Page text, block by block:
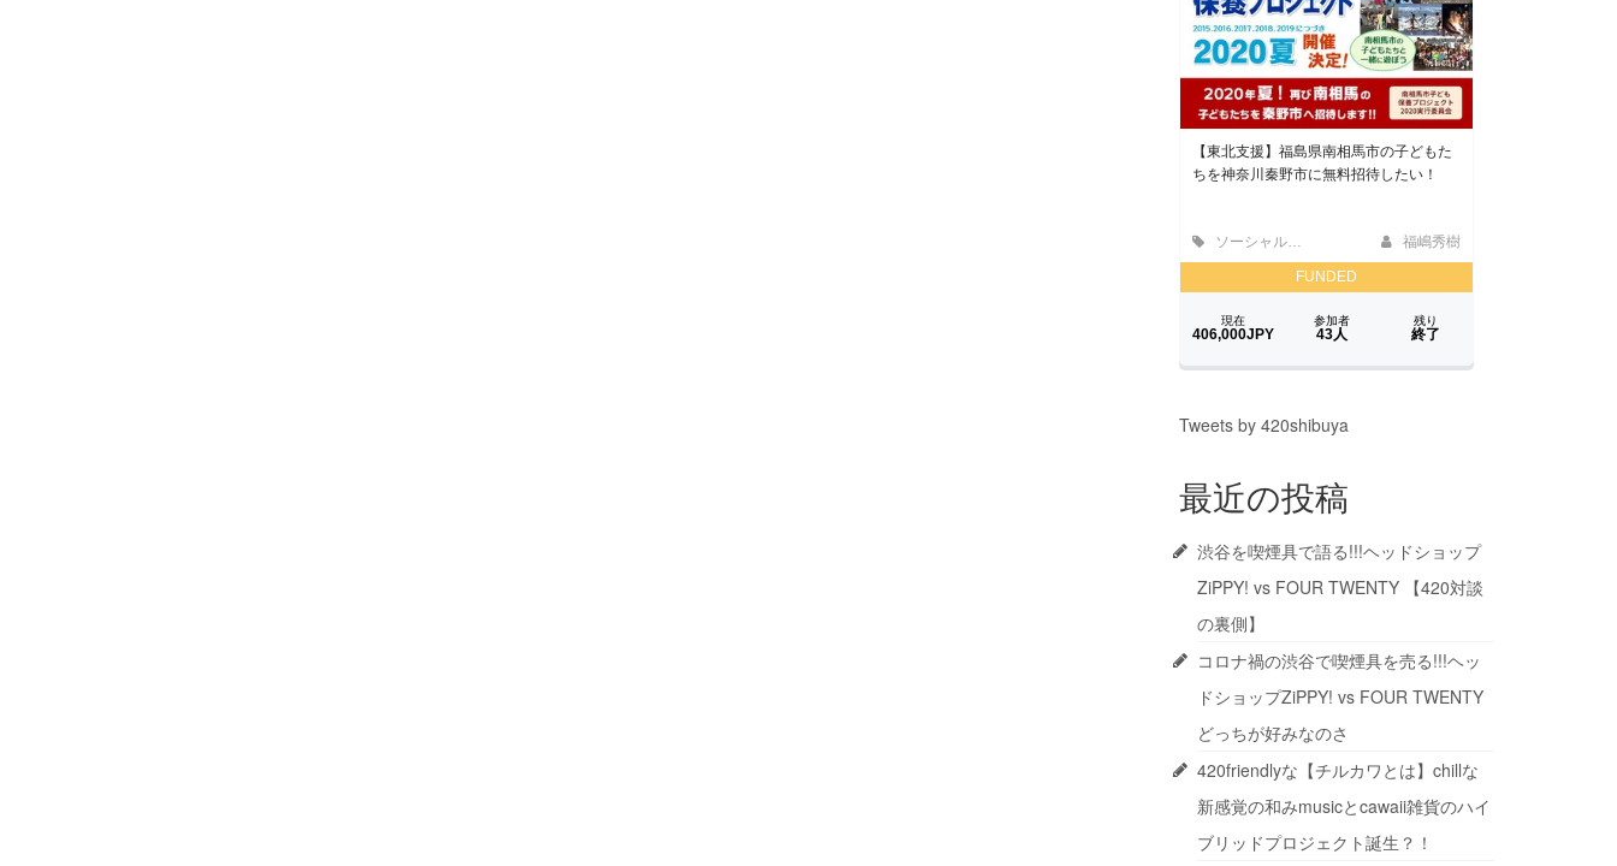
Tweets by 420shibuya
最近の投稿
渋谷を喫煙具で語る!!!ヘッドショップ
ZiPPY! vs FOUR TWENTY 【420対談
の裏側】
コロナ禍の渋谷で喫煙具を売る!!!ヘッ
ドショップZiPPY! vs FOUR TWENTY
どっちが好みなのさ
420friendlyな【チルカワとは】chillな
新感覚の和みmusicとcawaii雑貨のハイ
ブリッドプロジェクト誕生？！